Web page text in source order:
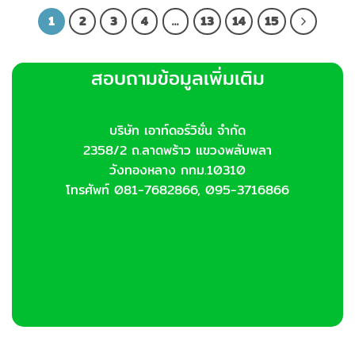
1 2 3 4 … 13 14 15
สอบถามข้อมูลเพิ่มเติม
บริษัท เอาท์ดอร์วิชั่น จำกัด
2358/2 ถ.ลาดพร้าว แขวงพลับพลา
วังทองหลาง กทม.10310
โทรศัพท์ 081-7682866, 095-3716866